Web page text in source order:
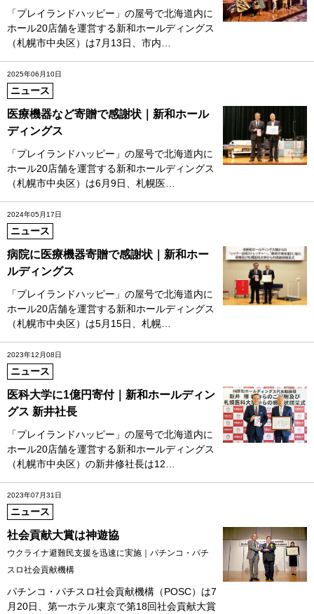
「プレイランドハッピー」の屋号で北海道内に
ホール20店舗を運営する新和ホールディングス
（札幌市中央区）は7月13日、市内…
2025年06月10日
ニュース
医療機器など寄贈で感謝状｜新和ホール
ディングス
「プレイランドハッピー」の屋号で北海道内に
ホール20店舗を運営する新和ホールディングス
（札幌市中央区）は6月9日、札幌医…
2024年05月17日
ニュース
病院に医療機器寄贈で感謝状｜新和ホー
ルディングス
「プレイランドハッピー」の屋号で北海道内に
ホール20店舗を運営する新和ホールディングス
（札幌市中央区）は5月15日、札幌…
2023年12月08日
ニュース
医科大学に1億円寄付｜新和ホールディン
グス 新井社長
「プレイランドハッピー」の屋号で北海道内に
ホール20店舗を運営する新和ホールディングス
（札幌市中央区）の新井修社長は12…
2023年07月31日
ニュース
社会貢献大賞は神遊協
ウクライナ避難民支援を迅速に実施｜パチンコ・パチ
スロ社会貢献機構
パチンコ・パチスロ社会貢献機構（POSC）は7
月20日、第一ホテル東京で第18回社会貢献大賞